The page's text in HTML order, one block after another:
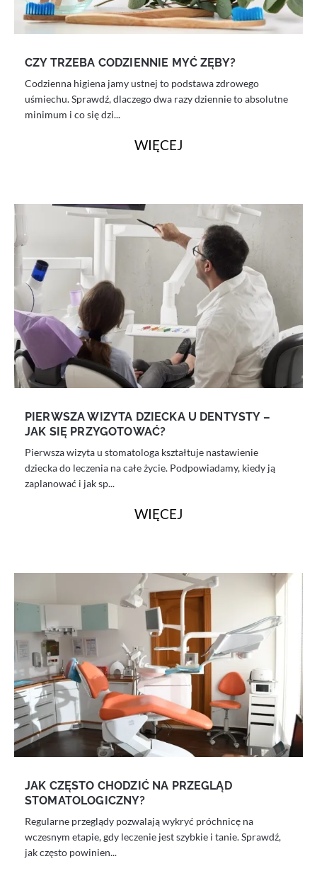
CZY TRZEBA CODZIENNIE MYĆ ZĘBY?
Codzienna higiena jamy ustnej to podstawa zdrowego
uśmiechu. Sprawdź, dlaczego dwa razy dziennie to absolutne
minimum i co się dzi...
WIĘCEJ
PIERWSZA WIZYTA DZIECKA U DENTYSTY –
JAK SIĘ PRZYGOTOWAĆ?
Pierwsza wizyta u stomatologa kształtuje nastawienie
dziecka do leczenia na całe życie. Podpowiadamy, kiedy ją
zaplanować i jak sp...
WIĘCEJ
JAK CZĘSTO CHODZIĆ NA PRZEGLĄD
STOMATOLOGICZNY?
Regularne przeglądy pozwalają wykryć próchnicę na
wczesnym etapie, gdy leczenie jest szybkie i tanie. Sprawdź,
jak często powinien...